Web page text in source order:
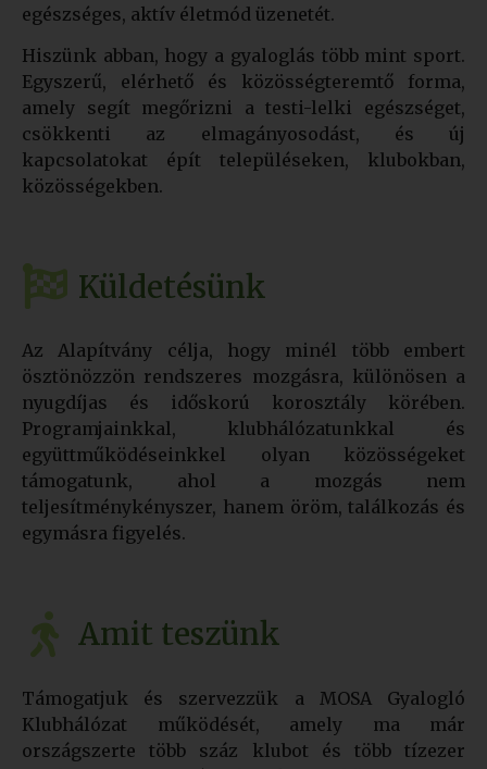
egészséges, aktív életmód üzenetét.
Hiszünk abban, hogy a gyaloglás több mint sport.
Egyszerű, elérhető és közösségteremtő forma,
amely segít megőrizni a testi-lelki egészséget,
csökkenti az elmagányosodást, és új
kapcsolatokat épít településeken, klubokban,
közösségekben.
Küldetésünk
Az Alapítvány célja, hogy minél több embert
ösztönözzön rendszeres mozgásra, különösen a
nyugdíjas és időskorú korosztály körében.
Programjainkkal, klubhálózatunkkal és
együttműködéseinkkel olyan közösségeket
támogatunk, ahol a mozgás nem
teljesítménykényszer, hanem öröm, találkozás és
egymásra figyelés.
Amit teszünk
Támogatjuk és szervezzük a MOSA Gyalogló
Klubhálózat működését, amely ma már
országszerte több száz klubot és több tízezer